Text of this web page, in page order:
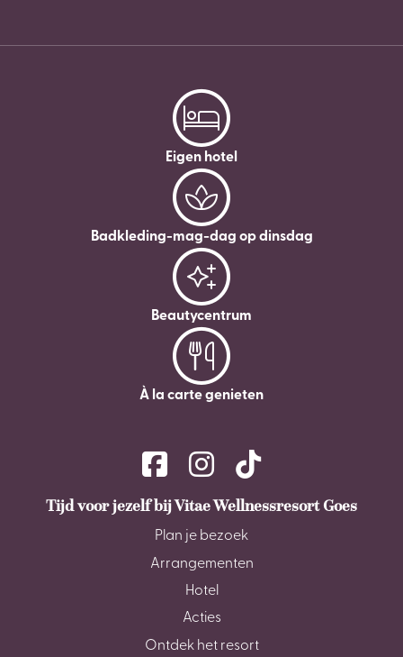
Eigen hotel
Badkleding-mag-dag op dinsdag
Beautycentrum
À la carte genieten
Tijd voor jezelf bij Vitae Wellnessresort Goes
Plan je bezoek
Arrangementen
Hotel
Acties
Ontdek het resort